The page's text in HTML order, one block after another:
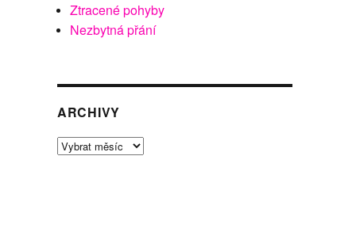
Ztracené pohyby
Nezbytná přání
ARCHIVY
Archivy